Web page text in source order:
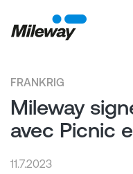
FRANKRIG
Mileway
avec Picnic
11.7.2023